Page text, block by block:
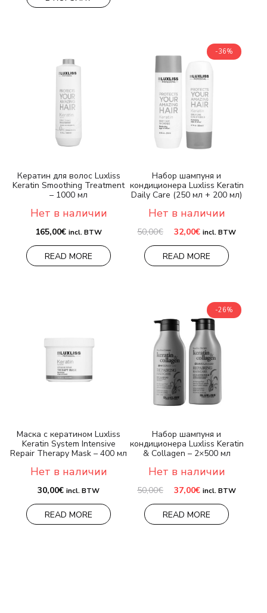
Кератин для волос Luxliss
Keratin Smoothing Treatment
– 1000 мл
Нет в наличии
165,00€ incl. BTW
READ MORE
-36%
Набор шампуня и
кондиционера Luxliss Keratin
Daily Care (250 мл + 200 мл)
Нет в наличии
50,00€ Первоначальная
составляла
50,00€.
32,00€Текущая
32,00€.
incl. BTW
READ MORE
Маска с кератином Luxliss
Keratin System Intensive
Repair Therapy Mask – 400 мл
Нет в наличии
30,00€ incl. BTW
READ MORE
-26%
Набор шампуня и
кондиционера Luxliss Keratin
& Collagen – 2×500 мл
Нет в наличии
50,00€ Первоначальная
составляла
50,00€.
37,00€Текущая
37,00€.
incl. BTW
READ MORE